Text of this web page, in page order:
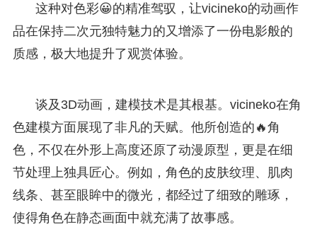
这种对色彩😀的精准驾驭，让vicineko的动画作
品在保持二次元独特魅力的又增添了一份电影般的
质感，极大地提升了观赏体验。
谈及3D动画，建模技术是其根基。vicineko在角
色建模方面展现了非凡的天赋。他所创造的🔥角
色，不仅在外形上高度还原了动漫原型，更是在细
节处理上独具匠心。例如，角色的皮肤纹理、肌肉
线条、甚至眼眸中的微光，都经过了细致的雕琢，
使得角色在静态画面中就充满了故事感。